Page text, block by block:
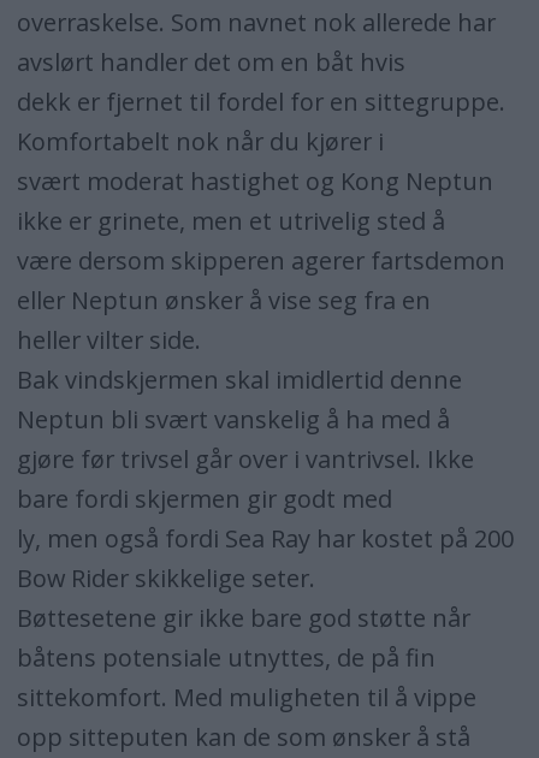
overraskelse. Som navnet nok allerede har
avslørt handler det om en båt hvis
dekk er fjernet til fordel for en sittegruppe.
Komfortabelt nok når du kjører i
svært moderat hastighet og Kong Neptun
ikke er grinete, men et utrivelig sted å
være dersom skipperen agerer fartsdemon
eller Neptun ønsker å vise seg fra en
heller vilter side.
Bak vindskjermen skal imidlertid denne
Neptun bli svært vanskelig å ha med å
gjøre før trivsel går over i vantrivsel. Ikke
bare fordi skjermen gir godt med
ly, men også fordi Sea Ray har kostet på 200
Bow Rider skikkelige seter.
Bøttesetene gir ikke bare god støtte når
båtens potensiale utnyttes, de på fin
sittekomfort. Med muligheten til å vippe
opp sitteputen kan de som ønsker å stå